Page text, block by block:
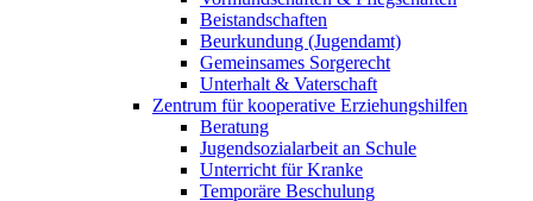
Beistandschaften
Beurkundung (Jugendamt)
Gemeinsames Sorgerecht
Unterhalt & Vaterschaft
Zentrum für kooperative Erziehungshilfen
Beratung
Jugendsozialarbeit an Schule
Unterricht für Kranke
Temporäre Beschulung